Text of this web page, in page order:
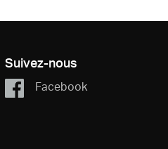
Suivez-nous
Facebook